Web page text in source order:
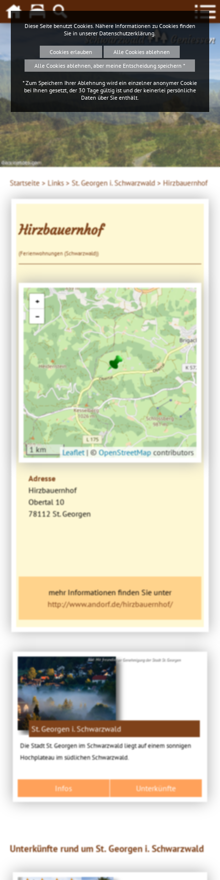
Schwarzwald Geniessen
4ws-netdesign
Startseite > Links > St. Georgen i. Schwarzwald > Hirzbauernhof
Hirzbauernhof
(Ferienwohnungen (Schwarzwald))
+
−
1 km Leaflet | © OpenStreetMap contributors
Adresse
Hirzbauernhof
Obertal 10
78112 St. Georgen
mehr Informationen finden Sie unter
http://www.andorf.de/hirzbauernhof/
Bild: Mit freundlicher Genehmigung der Stadt St. Georgen
St. Georgen i. Schwarzwald
Die Stadt St. Georgen im Schwarzwald liegt auf einem sonnigen
Hochplateau im südlichen Schwarzwald.
Infos Unterkünfte
Unterkünfte rund um St. Georgen i. Schwarzwald
Diese Seite benutzt Cookies. Nähere Informationen zu Cookies finden
Sie in unserer Datenschutzerklärung
Cookies erlauben
Alle Cookies ablehnen
Alle Cookies ablehnen, aber meine Entscheidung speichern *
* Zum Speichern Ihrer Ablehnung wird ein einzelner anonymer Cookie
bei Ihnen gesetzt, der 30 Tage gültig ist und der keinerlei persönliche
Daten über Sie enthält.